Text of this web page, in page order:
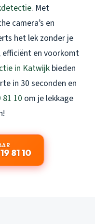
. Met
camera’s en
het lek zonder je
efficiënt en voorkomt
in Katwijkbieden
in 30 seconden en
81 10 om je lekkage
81 10